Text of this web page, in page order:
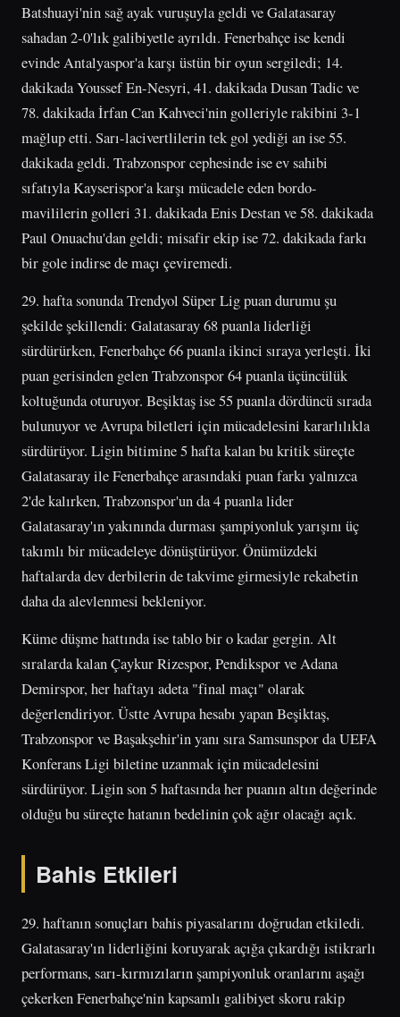
Batshuayi'nin sağ ayak vuruşuyla geldi ve Galatasaray
sahadan 2-0'lık galibiyetle ayrıldı. Fenerbahçe ise kendi
evinde Antalyaspor'a karşı üstün bir oyun sergiledi; 14.
dakikada Youssef En-Nesyri, 41. dakikada Dusan Tadic ve
78. dakikada İrfan Can Kahveci'nin golleriyle rakibini 3-1
mağlup etti. Sarı-lacivertlilerin tek gol yediği an ise 55.
dakikada geldi. Trabzonspor cephesinde ise ev sahibi
sıfatıyla Kayserispor'a karşı mücadele eden bordo-
mavililerin golleri 31. dakikada Enis Destan ve 58. dakikada
Paul Onuachu'dan geldi; misafir ekip ise 72. dakikada farkı
bir gole indirse de maçı çeviremedi.
29. hafta sonunda Trendyol Süper Lig puan durumu şu
şekilde şekillendi: Galatasaray 68 puanla liderliği
sürdürürken, Fenerbahçe 66 puanla ikinci sıraya yerleşti. İki
puan gerisinden gelen Trabzonspor 64 puanla üçüncülük
koltuğunda oturuyor. Beşiktaş ise 55 puanla dördüncü sırada
bulunuyor ve Avrupa biletleri için mücadelesini kararlılıkla
sürdürüyor. Ligin bitimine 5 hafta kalan bu kritik süreçte
Galatasaray ile Fenerbahçe arasındaki puan farkı yalnızca
2'de kalırken, Trabzonspor'un da 4 puanla lider
Galatasaray'ın yakınında durması şampiyonluk yarışını üç
takımlı bir mücadeleye dönüştürüyor. Önümüzdeki
haftalarda dev derbilerin de takvime girmesiyle rekabetin
daha da alevlenmesi bekleniyor.
Küme düşme hattında ise tablo bir o kadar gergin. Alt
sıralarda kalan Çaykur Rizespor, Pendikspor ve Adana
Demirspor, her haftayı adeta "final maçı" olarak
değerlendiriyor. Üstte Avrupa hesabı yapan Beşiktaş,
Trabzonspor ve Başakşehir'in yanı sıra Samsunspor da UEFA
Konferans Ligi biletine uzanmak için mücadelesini
sürdürüyor. Ligin son 5 haftasında her puanın altın değerinde
olduğu bu süreçte hatanın bedelinin çok ağır olacağı açık.
Bahis Etkileri
29. haftanın sonuçları bahis piyasalarını doğrudan etkiledi.
Galatasaray'ın liderliğini koruyarak açığa çıkardığı istikrarlı
performans, sarı-kırmızıların şampiyonluk oranlarını aşağı
çekerken Fenerbahçe'nin kapsamlı galibiyet skoru rakip